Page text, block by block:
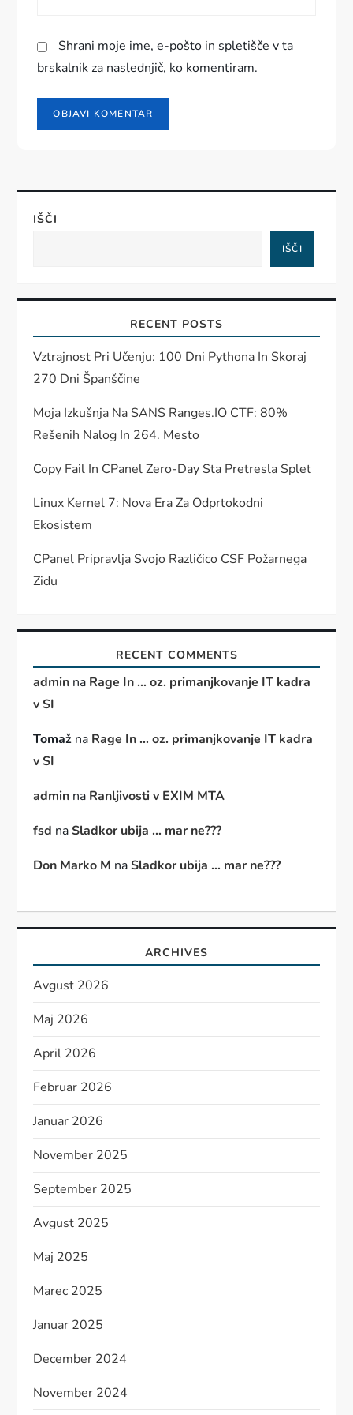
Shrani moje ime, e-pošto in spletišče v ta
brskalnik za naslednjič, ko komentiram.
IŠČI
IŠČI
RECENT POSTS
Vztrajnost Pri Učenju: 100 Dni Pythona In Skoraj
270 Dni Španščine
Moja Izkušnja Na SANS Ranges.IO CTF: 80%
Rešenih Nalog In 264. Mesto
Copy Fail In CPanel Zero-Day Sta Pretresla Splet
Linux Kernel 7: Nova Era Za Odprtokodni
Ekosistem
CPanel Pripravlja Svojo Različico CSF Požarnega
Zidu
RECENT COMMENTS
admin na Rage In … oz. primanjkovanje IT kadra
v SI
Tomaž na Rage In … oz. primanjkovanje IT kadra
v SI
admin na Ranljivosti v EXIM MTA
fsd naSladkor ubija … mar ne???
Don Marko M naSladkor ubija … mar ne???
ARCHIVES
Avgust 2026
Maj 2026
April 2026
Februar 2026
Januar 2026
November 2025
September 2025
Avgust 2025
Maj 2025
Marec 2025
Januar 2025
December 2024
November 2024